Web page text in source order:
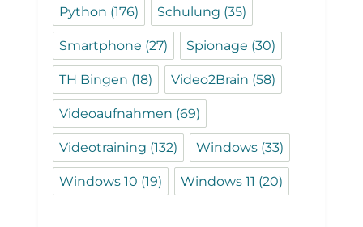
Python (176) Schulung (35)
Smartphone (27) Spionage (30)
TH Bingen (18) Video2Brain (58)
Videoaufnahmen (69)
Videotraining (132) Windows (33)
Windows 10 (19) Windows 11 (20)